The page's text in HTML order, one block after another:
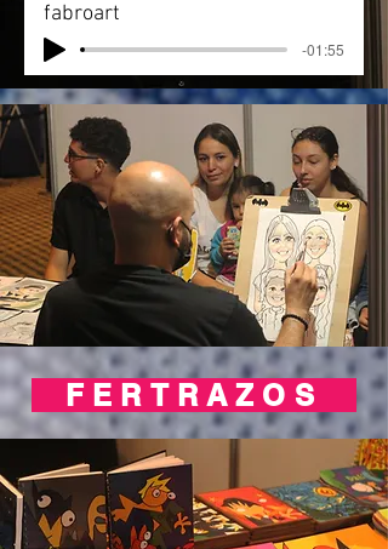
fabroart
-01:55
FERTRAZOS